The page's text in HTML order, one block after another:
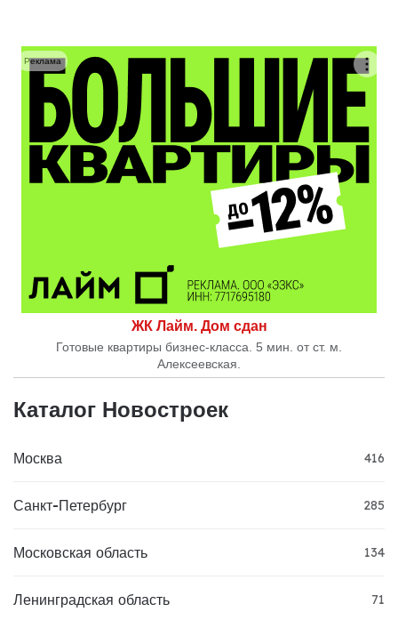
ЖК Лайм. Дом сдан
Готовые квартиры бизнес-класса. 5 мин. от ст. м.
Алексеевская.
Реклама
Каталог Новостроек
Москва 416
Санкт-Петербург 285
Московская область 134
Ленинградская область 71